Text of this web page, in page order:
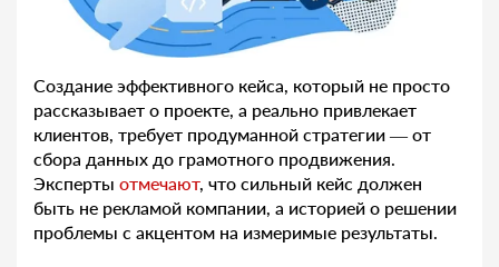
Создание эффективного кейса, который не просто
рассказывает о проекте, а реально привлекает
клиентов, требует продуманной стратегии — от
сбора данных до грамотного продвижения.
Эксперты отмечают, что сильный кейс должен
быть не рекламой компании, а историей о решении
проблемы с акцентом на измеримые результаты.